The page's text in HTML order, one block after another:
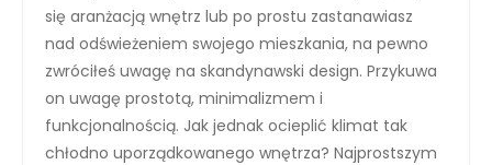
się aranżacją wnętrz lub po prostu zastanawiasz
nad odświeżeniem swojego mieszkania, na pewno
zwróciłeś uwagę na skandynawski design. Przykuwa
on uwagę prostotą, minimalizmem i
funkcjonalnością. Jak jednak ocieplić klimat tak
chłodno uporządkowanego wnętrza? Najprostszym